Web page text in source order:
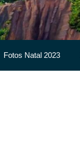
Fotos Natal 2023